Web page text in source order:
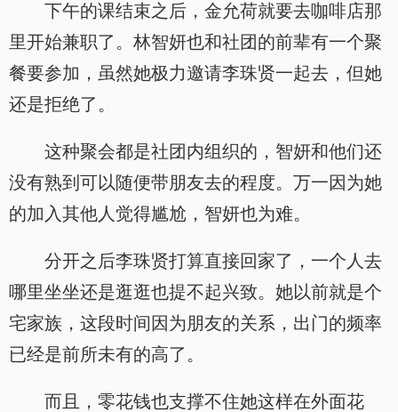
下午的课结束之后，金允荷就要去咖啡店那
里开始兼职了。林智妍也和社团的前辈有一个聚
餐要参加，虽然她极力邀请李珠贤一起去，但她
还是拒绝了。
这种聚会都是社团内组织的，智妍和他们还
没有熟到可以随便带朋友去的程度。万一因为她
的加入其他人觉得尴尬，智妍也为难。
分开之后李珠贤打算直接回家了，一个人去
哪里坐坐还是逛逛也提不起兴致。她以前就是个
宅家族，这段时间因为朋友的关系，出门的频率
已经是前所未有的高了。
而且，零花钱也支撑不住她这样在外面花